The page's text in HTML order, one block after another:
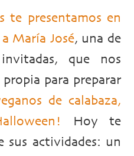
SALUDABLE
te presentamos en
María José, una de
que nos
para preparar
de calabaza,
Hoy te
sus actividades: un